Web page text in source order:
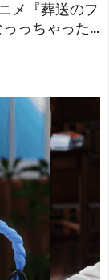
メ『葬送のフ
っちゃった